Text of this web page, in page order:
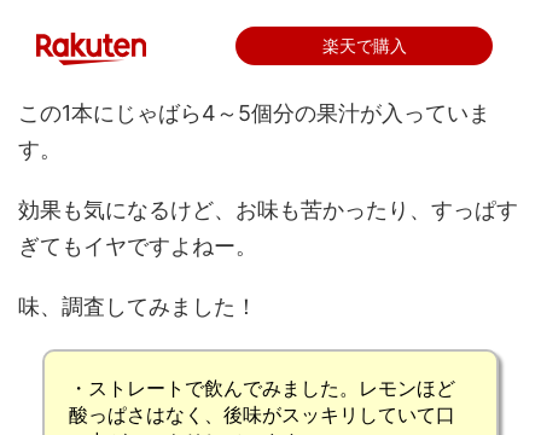
楽天で購入
この1本にじゃばら4～5個分の果汁が入っていま
す。
効果も気になるけど、お味も苦かったり、すっぱす
ぎてもイヤですよねー。
味、調査してみました！
・ストレートで飲んでみました。 レモンほど
酸っぱさはなく
後味がスッキリ していて口